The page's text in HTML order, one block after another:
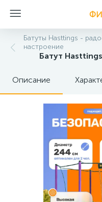
Батуты Hasttings -
настроение
Батут
Описание